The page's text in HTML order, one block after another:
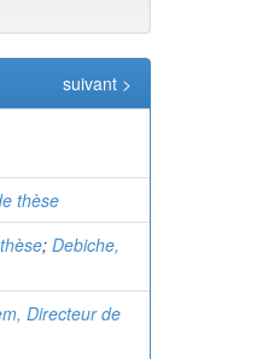
suivant >
thèse
; Debiche,
Directeur de